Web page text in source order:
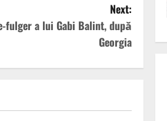
Next:
fulger a lui Gabi Balint, după
Georgia